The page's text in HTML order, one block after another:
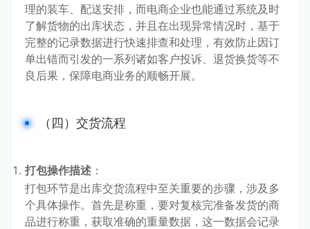
理的装车、配送安排，而电商企业也能通过系统及时
了解货物的出库状态，并且在出现异常情况时，基于
完整的记录数据进行快速排查和处理，有效防止因订
单出错而引发的一系列诸如客户投诉、退货换货等不
良后果，保障电商业务的顺畅开展。
（四）交货流程
打包操作描述 ：
打包环节是出库交货流程中至关重要的步骤，涉及多
个具体操作。首先是称重，要对复核完准备发货的商
品进行称重，获取准确的重量数据，这一数据会记录